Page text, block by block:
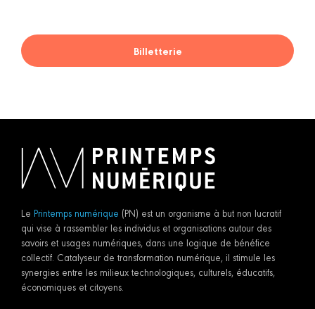
Billetterie
Le Printemps numérique (PN) est un organisme à but non lucratif
qui vise à rassembler les individus et organisations autour des
savoirs et usages numériques, dans une logique de bénéfice
collectif. Catalyseur de transformation numérique, il stimule les
synergies entre les milieux technologiques, culturels, éducatifs,
économiques et citoyens.